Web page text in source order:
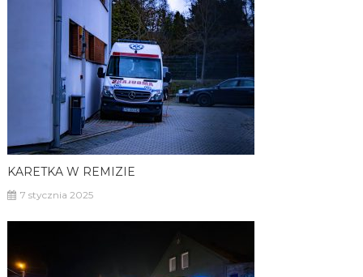
KARETKA W REMIZIE
7 stycznia 2025